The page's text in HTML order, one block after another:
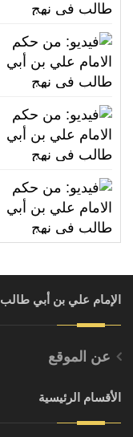
الإمام علي بن أبي طالب
عن الموقع
الأقسام الرئيسية